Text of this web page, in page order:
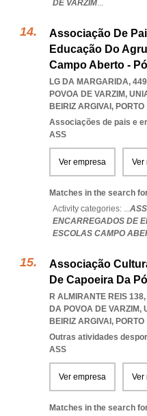
DE VARZIM...
Associação De
Educação Do
Campo Aberto -
LG DA MARGARIDA,
POVOA DE VARZIM,
BEIRIZ ARGIVAI , PORTO
Associações de pais e
ASS
Ver empresa Ver
Matches in the search
Activity categories: ...
ENCARREGADOS DE
ESCOLAS CAMPO
Associação
De Capoeira Da
R ALMIRANTE REIS
DA POVOA DE VARZIM,
BEIRIZ ARGIVAI , PORTO
Outras atividades
ASS
Ver empresa Ver
Matches in the search